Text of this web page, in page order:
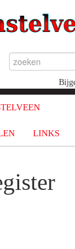
LINKS